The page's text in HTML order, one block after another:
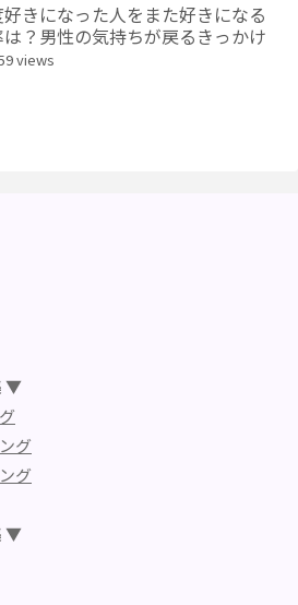
好きになった人をまた好きになる
？男性の気持ちが戻るきっかけ
views
▼
グ
グ
▼